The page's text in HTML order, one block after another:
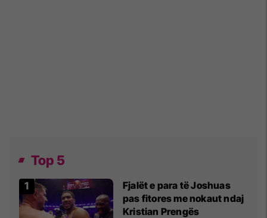
Top 5
Fjalët e para të Joshuas
pas fitores me nokaut ndaj
Kristian Prengës